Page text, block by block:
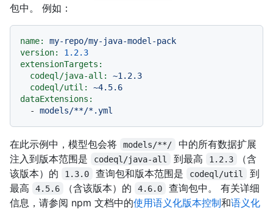
包中。 例如：
name:
my-repo/my-java-model-pack
version:
1.2.3
extensionTargets:
codeql/java-all:
~1.2.3
codeql/util:
~4.5.6
dataExtensions:
-
models/**/*.yml
在此示例中，模型包会将 models/**/
中的所有数据扩展
注入到版本范围是
codeql/java-all 到最高 1.2.3
（含
该版本）的
1.3.0 查询包和版本范围是 codeql/util
到
最高
4.5.6 （含该版本）的 4.6.0
查询包中。 有关详细
信息，请参阅 npm 文档中的使用语义化版本控制和语义化